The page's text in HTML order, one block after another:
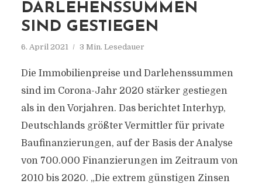
DARLEHENSSUMMEN
SIND GESTIEGEN
6. April 2021 3 Min. Lesedauer
Die Immobilienpreise und Darlehenssummen
sind im Corona-Jahr 2020 stärker gestiegen
als in den Vorjahren. Das berichtet Interhyp,
Deutschlands größter Vermittler für private
Baufinanzierungen, auf der Basis der Analyse
von 700.000 Finanzierungen im Zeitraum von
2010 bis 2020. „Die extrem günstigen Zinsen